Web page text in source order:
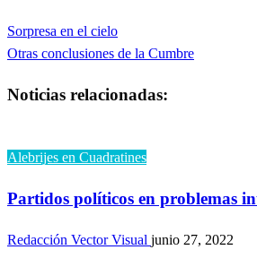
Navegación
entradas
Entrada
anterior
Sorpresa en el cielo
Entrada
Otras conclusiones de la Cumbre
Noticias relacionadas:
Alebrijes en Cuadratines
Partidos políticos en problemas
Redacción Vector Visual junio 27, 2022